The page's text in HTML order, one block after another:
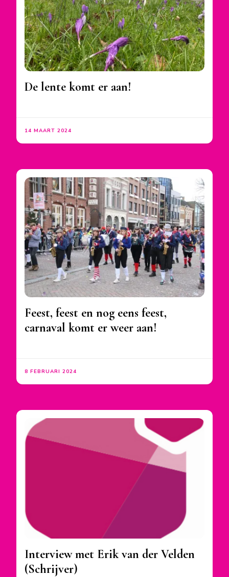
De lente komt er aan!
14 MAART 2024
Feest, feest en nog eens feest,
carnaval komt er weer aan!
8 FEBRUARI 2024
Interview met Erik van der Velden
(Schrijver)